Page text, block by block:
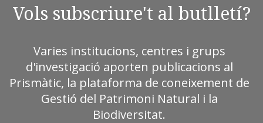
Vols subscriure't al butlletí?
Varies institucions, centres i grups
d'investigació aporten publicacions al
Prismàtic, la plataforma de coneixement de
Gestió del Patrimoni Natural i la
Biodiversitat.